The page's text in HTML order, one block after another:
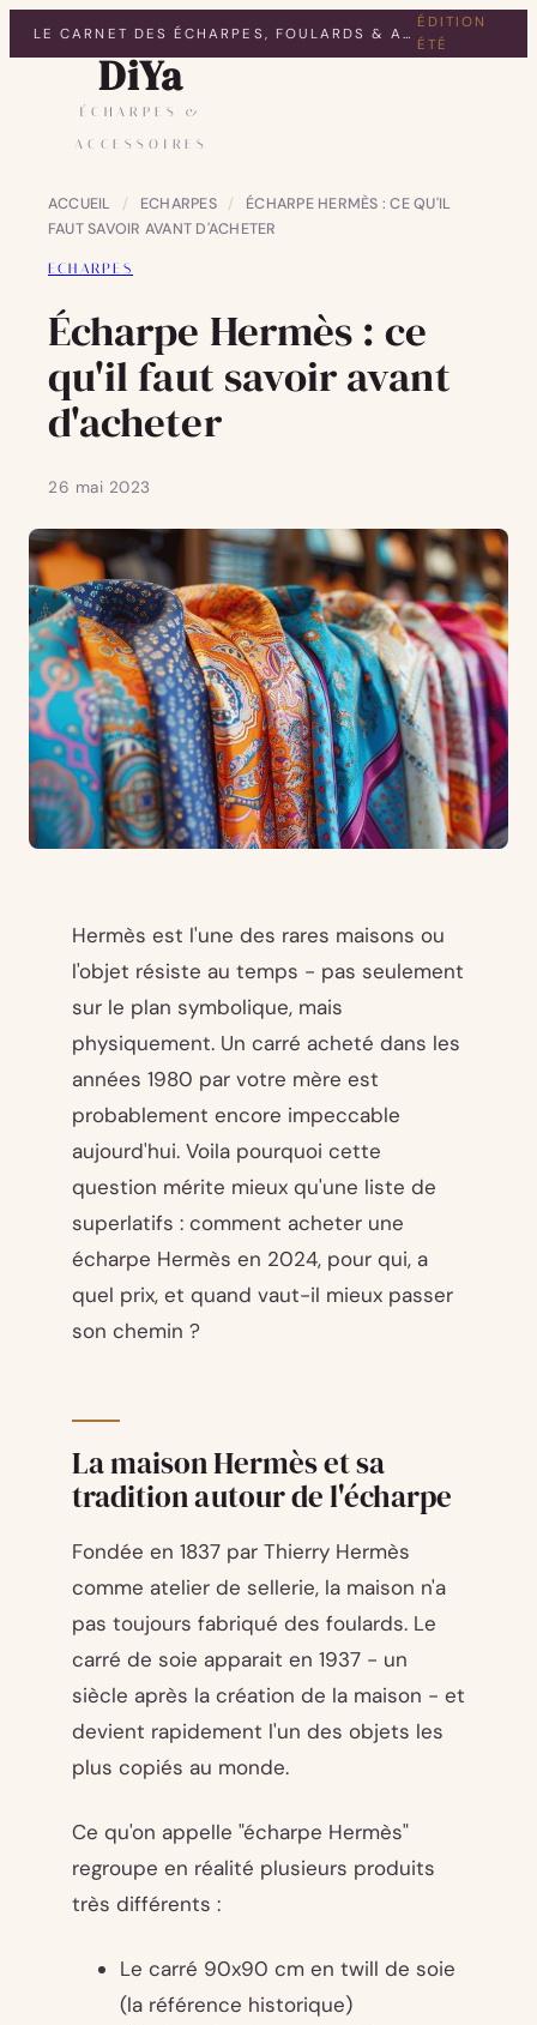
LE CARNET DES ÉCHARPES, FOULARDS & ACCESSOIRES
ÉDITION
ÉTÉ
DiYa
ÉCHARPES &
ACCESSOIRES
ACCUEIL / ECHARPES /
ÉCHARPE HERMÈS : CE QU'IL
FAUT SAVOIR AVANT D'ACHETER
ECHARPES
Écharpe Hermès : ce
qu'il faut savoir avant
d'acheter
26 mai 2023
Hermès est l'une des rares maisons ou
l'objet résiste au temps - pas seulement
sur le plan symbolique, mais
physiquement. Un carré acheté dans les
années 1980 par votre mère est
probablement encore impeccable
aujourd'hui. Voila pourquoi cette
question mérite mieux qu'une liste de
superlatifs : comment acheter une
écharpe Hermès en 2024, pour qui, a
quel prix, et quand vaut-il mieux passer
son chemin ?
La maison Hermès et sa
tradition autour de l'écharpe
Fondée en 1837 par Thierry Hermès
comme atelier de sellerie, la maison n'a
pas toujours fabriqué des foulards. Le
carré de soie apparait en 1937 - un
siècle après la création de la maison - et
devient rapidement l'un des objets les
plus copiés au monde.
Ce qu'on appelle "écharpe Hermès"
regroupe en réalité plusieurs produits
très différents :
Le carré 90x90 cm en twill de soie
(la référence historique)